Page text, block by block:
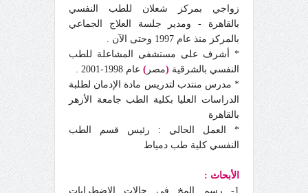
زواجي بمركز شعلان للطب النفسي
بالقاهرة - ومدير جلسة العلاج الجماعي
بالمركز منذ عام 1997 وحتى الآن .
* أشرف على مستشفى المشاعلة للطب
النفسي بالشرقية (مصر ) عام 1998-2001 .
* مدرس منتدب لتدريس مادة الإدمان لطلبة
الدراسات العليا بكلية الطب جامعة الأزهر
بالقاهرة
* العمل الحالي : رئيس قسم الطب
النفسي كلية طب دمياط
الأبحاث :
1- رسم المخ في حالات الاضطرابات